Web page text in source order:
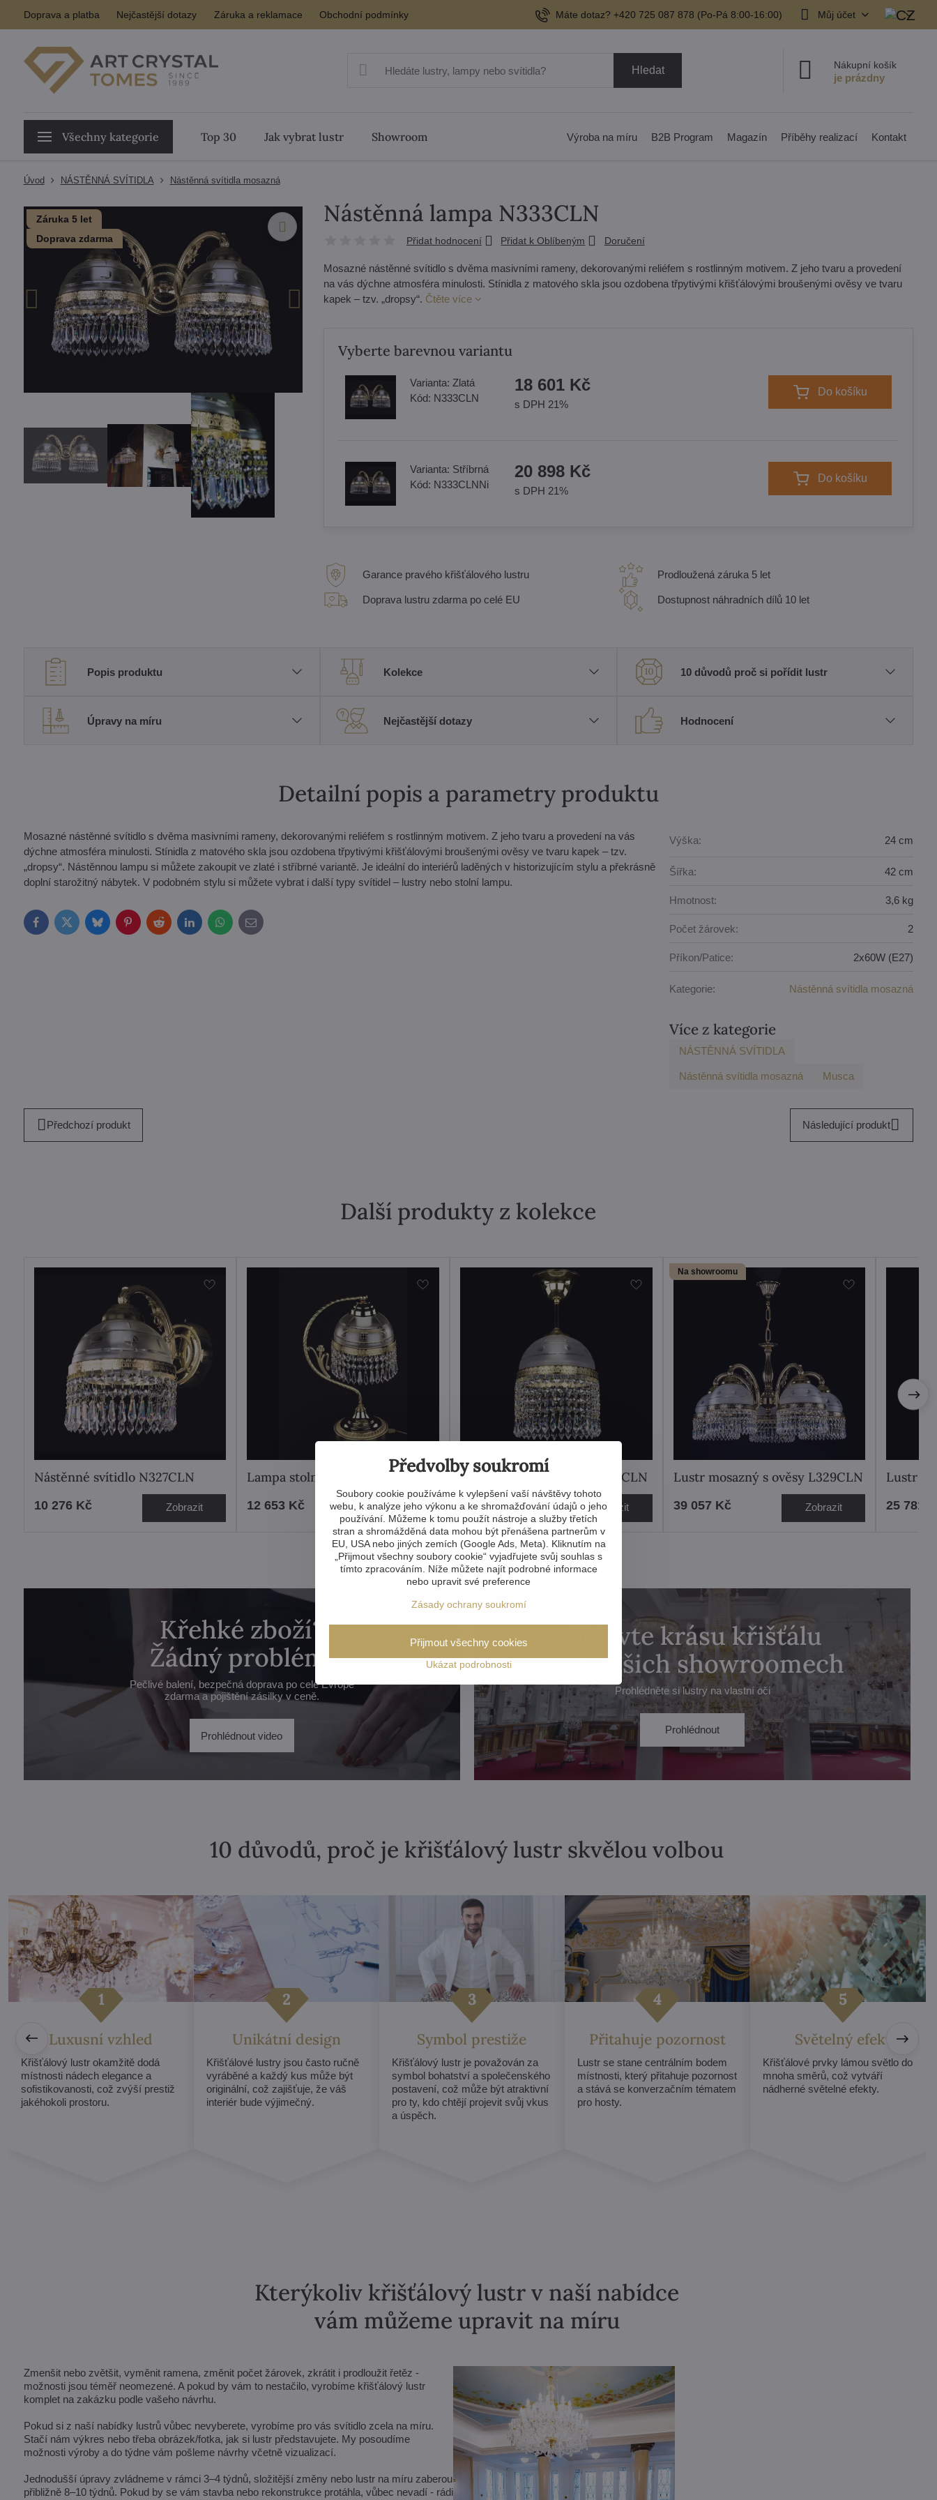
Doprava a platba Nejčastější dotazy Záruka a reklamace Obchodní podmínky Máte dotaz? +420 725 087 878​ (Po-Pá 8:00-16:00) Můj účet
Hledat Nákupní košík
Všechny kategorie Top 30 Jak vybrat lustr Showroom Výroba na míru B2B Program Magazín Příběhy realizací Kontakt
Úvod NÁSTĚNNÁ SVÍTIDLA Nástěnná svítidla mosazná
Záruka 5 let
Doprava zdarma
Nástěnná lampa N333CLN
Přidat hodnocení Přidat k Oblíbeným Doručení
Mosazné nástěnné svítidlo s dvěma masivními rameny, dekorovanými reliéfem s rostlinným motivem. Z jeho tvaru a provedení
na vás dýchne atmosféra minulosti. Stínidla z matového skla jsou ozdobena třpytivými křišťálovými broušenými ověsy ve tvaru
kapek – tzv. „dropsy“. Čtěte více
Vyberte barevnou variantu
Varianta: Zlatá
Kód: N333CLN
18 601 Kč
s DPH 21%
Do košíku
Varianta: Stříbrná
Kód: N333CLNNi
20 898 Kč
s DPH 21%
Do košíku
Garance pravého křišťálového lustru
Doprava lustru zdarma po celé EU
Prodloužená záruka 5 let
Dostupnost náhradních dílů 10 let
Popis produktu Kolekce 10 důvodů proč si pořídit lustr
Úpravy na míru Nejčastější dotazy Hodnocení
Detailní popis a parametry produktu
Mosazné nástěnné svítidlo s dvěma masivními rameny, dekorovanými reliéfem s rostlinným motivem. Z jeho tvaru a provedení na vás
dýchne atmosféra minulosti. Stínidla z matového skla jsou ozdobena třpytivými křišťálovými broušenými ověsy ve tvaru kapek – tzv.
„dropsy“. Nástěnnou lampu si můžete zakoupit ve zlaté i stříbrné variantě. Je ideální do interiérů laděných v historizujícím stylu a překrásně
doplní starožitný nábytek. V podobném stylu si můžete vybrat i další typy svítidel – lustry nebo stolní lampu.
FacebookTwitterBlueskyPinterestRedditLinkedInWhatsApp
E-
mail
Výška: 24 cm
Šířka: 42 cm
Hmotnost: 3,6 kg
Počet žárovek: 2
Příkon/Patice: 2x60W (E27)
Kategorie: Nástěnná svítidla mosazná
Více z kategorie
NÁSTĚNNÁ SVÍTIDLA
Nástěnná svítidla mosazná Musca
Předchozí produkt Následující produkt
Další produkty z kolekce
Nástěnné svítidlo N327CLN
10 276 Kč Zobrazit
Lampa stolní S332CE
12 653 Kč Zobrazit
Lustr mosazný s ověsy L331CLN
6 173 Kč Zobrazit
Na showroomu
Lustr mosazný s ověsy L329CLN
39 057 Kč Zobrazit
Lustr
25 781
Křehké zboží?
Žádný problém!
Pečlivé balení, bezpečná doprava po celé Evropě
zdarma a pojištění zásilky v ceně.
Prohlédnout video
Objevte krásu křišťálu
ve 3 našich showroomech
Prohlédněte si lustry na vlastní oči
Prohlédnout
10 důvodů, proč je křišťálový lustr skvělou volbou
Luxusní vzhled
Křišťálový lustr okamžitě dodá
místnosti nádech elegance a
sofistikovanosti, což zvýší prestiž
jakéhokoli prostoru.
Unikátní design
Křišťálové lustry jsou často ručně
vyráběné a každý kus může být
originální, což zajišťuje, že váš
interiér bude výjimečný.
Symbol prestiže
Křišťálový lustr je považován za
symbol bohatství a společenského
postavení, což může být atraktivní
pro ty, kdo chtějí projevit svůj vkus
a úspěch.
Přitahuje pozornost
Lustr se stane centrálním bodem
místnosti, který přitahuje pozornost
a stává se konverzačním tématem
pro hosty.
Světelný efekt
Křišťálové prvky lámou světlo do
mnoha směrů, což vytváří
nádherné světelné efekty.
Kterýkoliv křišťálový lustr v naší nabídce
vám můžeme upravit na míru
Zmenšit nebo zvětšit, vyměnit ramena, změnit počet žárovek, zkrátit i prodloužit řetěz -
možnosti jsou téměř neomezené. A pokud by vám to nestačilo, vyrobíme křišťálový lustr
komplet na zakázku podle vašeho návrhu.
Pokud si z naší nabídky lustrů vůbec nevyberete, vyrobíme pro vás svítidlo zcela na míru.
Stačí nám výkres nebo třeba obrázek/fotka, jak si lustr představujete. My posoudíme
možnosti výroby a do týdne vám pošleme návrhy včetně vizualizací.
Jednodušší úpravy zvládneme v rámci 3–4 týdnů, složitější změny nebo lustr na míru zaberou
přibližně 8–10 týdnů. Pokud by se vám stavba nebo rekonstrukce protáhla, vůbec nevadí - rádi
Předvolby soukromí
Soubory cookie používáme k vylepšení vaší návštěvy tohoto
webu, k analýze jeho výkonu a ke shromažďování údajů o jeho
používání. Můžeme k tomu použít nástroje a služby třetích
stran a shromážděná data mohou být přenášena partnerům v
EU, USA nebo jiných zemích (Google Ads, Meta). Kliknutím na
„Přijmout všechny soubory cookie“ vyjadřujete svůj souhlas s
tímto zpracováním. Níže můžete najít podrobné informace
nebo upravit své preference
Zásady ochrany soukromí
Ukázat podrobnosti
Přijmout všechny cookies